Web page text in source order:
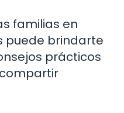
familias en
puede brindarte
prácticos